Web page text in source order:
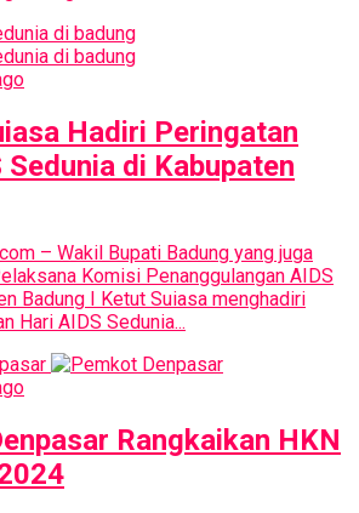
Hadiri Peringatan
Sedunia di Kabupaten
– Wakil Bupati Badung yang juga
Komisi Penanggulangan AIDS
Badung I Ketut Suiasa menghadiri
Hari AIDS Sedunia...
Rangkaikan HKN